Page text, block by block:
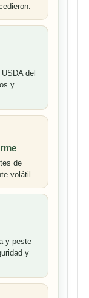
del
y
de
volátil.
y peste
y